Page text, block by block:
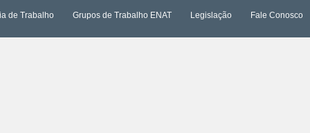
de Trabalho Grupos de Trabalho ENAT Legislação Fale Conosco